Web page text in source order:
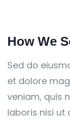
How We
Sed do
et dolore
veniam, quis
laboris nisi ut